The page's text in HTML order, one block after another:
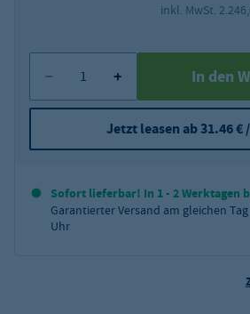
inkl. MwSt.
In den
Jetzt leasen ab 31.46 €
Sofort lieferbar! In 1 - 2 Werktagen
Garantierter Versand am gleichen
Uhr